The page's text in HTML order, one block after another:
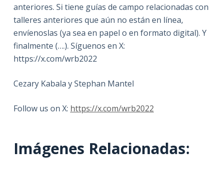
anteriores. Si tiene guías de campo relacionadas con
talleres anteriores que aún no están en línea,
envíenoslas (ya sea en papel o en formato digital). Y
finalmente (….). Síguenos en X:
https://x.com/wrb2022
Cezary Kabala y Stephan Mantel
Follow us on X: https://x.com/wrb2022
Imágenes Relacionadas: